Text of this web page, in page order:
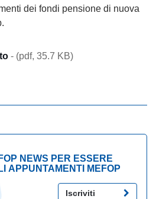
dei fondi pensione di nuova
- (pdf, 35.7 KB)
NEWS PER ESSERE
APPUNTAMENTI MEFOP
Iscriviti